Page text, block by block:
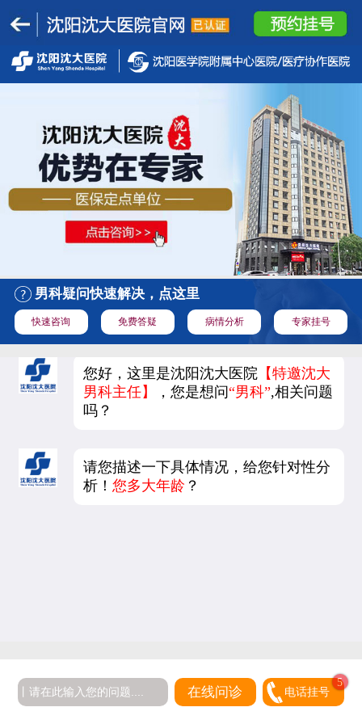
男科疑问快速解决，点这里
快速咨询 免费答疑 病情分析 专家挂号
您好，这里是沈阳沈大医院【特邀沈大
男科主任】
，您是想问 “男科” ,相关问题
吗？
请您描述一下具体情况，给您针对性分
析！ 您多大年龄 ？
在线问诊 电话挂号
5